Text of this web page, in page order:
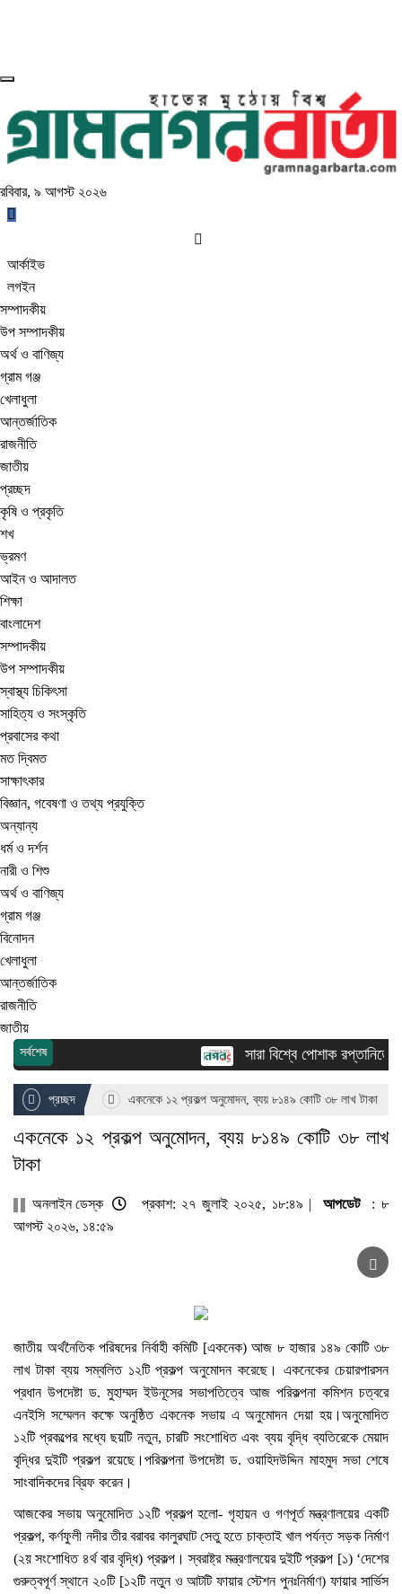
রবিবার, ৯ আগস্ট ২০২৬
আর্কাইভ
লগইন
সম্পাদকীয়
উপ সম্পাদকীয়
অর্থ ও বাণিজ্য
গ্রাম গঞ্জ
খেলাধুলা
আন্তর্জাতিক
রাজনীতি
জাতীয়
প্রচ্ছদ
কৃষি ও প্রকৃতি
শখ
ভ্রমণ
আইন ও আদালত
শিক্ষা
বাংলাদেশ
সম্পাদকীয়
উপ সম্পাদকীয়
স্বাস্থ্য চিকিৎসা
সাহিত্য ও সংস্কৃতি
প্রবাসের কথা
মত দ্বিমত
সাক্ষাৎকার
বিজ্ঞান, গবেষণা ও তথ্য প্রযুক্তি
অন্যান্য
ধর্ম ও দর্শন
নারী ও শিশু
অর্থ ও বাণিজ্য
গ্রাম গঞ্জ
বিনোদন
খেলাধুলা
আন্তর্জাতিক
রাজনীতি
জাতীয়
সর্বশেষ সারা বিশ্বে পোশাক রপ্তানিতে
প্রচ্ছদ একনেকে ১২ প্রকল্প অনুমোদন, ব্যয় ৮১৪৯ কোটি ৩৮ লাখ টাকা
একনেকে ১২ প্রকল্প অনুমোদন, ব্যয় ৮১৪৯ কোটি ৩৮ লাখ
টাকা
অনলাইন ডেস্ক প্রকাশ: ২৭ জুলাই ২০২৫, ১৮:৪৯ |আপডেট: ৮
আগস্ট ২০২৬, ১৪:৫৯
জাতীয় অর্থনৈতিক পরিষদের নির্বাহী কমিটি [একনেক) আজ ৮ হাজার ১৪৯ কোটি ৩৮
লাখ টাকা ব্যয় সম্বলিত ১২টি প্রকল্প অনুমোদন করেছে। একনেকের চেয়ারপারসন
প্রধান উপদেষ্টা ড. মুহাম্মদ ইউনূসের সভাপতিত্বে আজ পরিকল্পনা কমিশন চত্বরে
এনইসি সম্মেলন কক্ষে অনুষ্ঠিত একনেক সভায় এ অনুমোদন দেয়া হয়।অনুমোদিত
১২টি প্রকল্পের মধ্যে ছয়টি নতুন, চারটি সংশোধিত এবং ব্যয় বৃদ্ধি ব্যতিরেকে মেয়াদ
বৃদ্ধির দুইটি প্রকল্প রয়েছে।পরিকল্পনা উপদেষ্টা ড. ওয়াহিদউদ্দিন মাহমুদ সভা শেষে
সাংবাদিকদের ব্রিফ করেন।
আজকের সভায় অনুমোদিত ১২টি প্রকল্প হলো- গৃহায়ন ও গণপূর্ত মন্ত্রণালয়ের একটি
প্রকল্প, কর্ণফুলী নদীর তীর বরাবর কালুরঘাট সেতু হতে চাক্তাই খাল পর্যন্ত সড়ক নির্মাণ
(২য় সংশোধিত ৪র্থ বার বৃদ্ধি) প্রকল্প। স্বরাষ্ট্র মন্ত্রণালয়ের দুইটি প্রকল্প [১) ‘দেশের
গুরুত্বপূর্ণ স্থানে ২০টি [১২টি নতুন ও আটটি ফায়ার স্টেশন পুনঃনির্মাণ) ফায়ার সার্ভিস